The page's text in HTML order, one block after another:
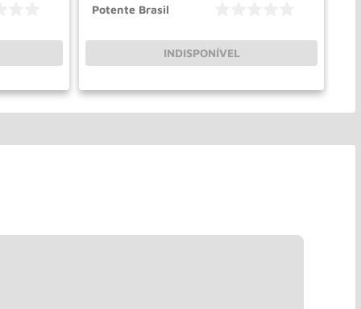
Potente Brasil
INDISPONÍVEL